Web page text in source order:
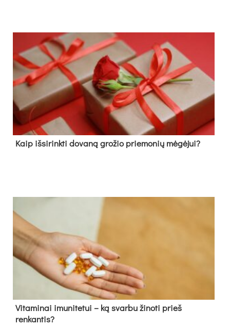
Kaip išsirinkti dovaną grožio priemonių mėgėjui?
Vitaminai imunitetui – ką svarbu žinoti prieš
renkantis?